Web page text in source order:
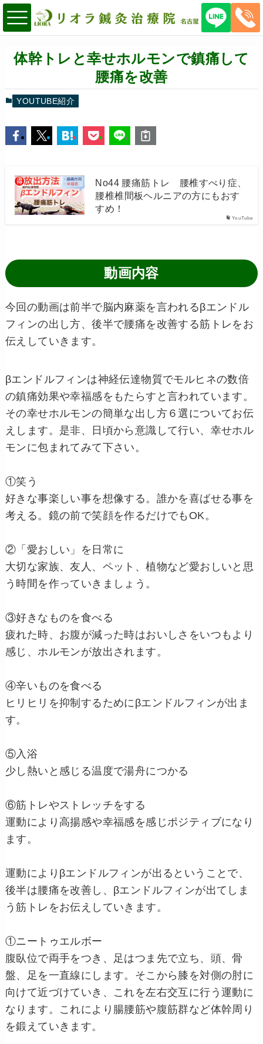
体幹トレと幸せホルモンで鎮痛して
腰痛を改善
YOUTUBE紹介
YouTube
No44 腰痛筋トレ 腰椎すべり症、
腰椎椎間板ヘルニアの方にもおす
すめ！
動画内容
今回の動画は前半で脳内麻薬を言われるβエンドル
フィンの出し方、後半で腰痛を改善する筋トレをお
伝えしていきます。
βエンドルフィンは神経伝達物質でモルヒネの数倍
の鎮痛効果や幸福感をもたらすと言われています。
その幸せホルモンの簡単な出し方６選についてお伝
えします。是非、日頃から意識して行い、幸せホル
モンに包まれてみて下さい。
①笑う
好きな事楽しい事を想像する。誰かを喜ばせる事を
考える。鏡の前で笑顔を作るだけでもOK。
②「愛おしい」を日常に
大切な家族、友人、ペット、植物など愛おしいと思
う時間を作っていきましょう。
③好きなものを食べる
疲れた時、お腹が減った時はおいしさをいつもより
感じ、ホルモンが放出されます。
④辛いものを食べる
ヒリヒリを抑制するためにβエンドルフィンが出ま
す。
⑤入浴
少し熱いと感じる温度で湯舟につかる
⑥筋トレやストレッチをする
運動により高揚感や幸福感を感じポジティブになり
ます。
運動によりβエンドルフィンが出るということで、
後半は腰痛を改善し、βエンドルフィンが出てしま
う筋トレをお伝えしていきます。
①ニートゥエルボー
腹臥位で両手をつき、足はつま先で立ち、頭、骨
盤、足を一直線にします。そこから膝を対側の肘に
向けて近づけていき、これを左右交互に行う運動に
なります。これにより腸腰筋や腹筋群など体幹周り
を鍛えていきます。